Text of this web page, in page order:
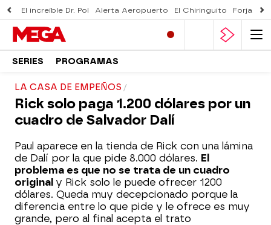
El increíble Dr. Pol Alerta Aeropuerto El Chiringuito Forjado
SERIES PROGRAMAS
LA CASA DE EMPEÑOS
Rick solo paga 1.200 dólares por un
cuadro de Salvador Dalí
Paul aparece en la tienda de Rick con una lámina
de Dalí por la que pide 8.000 dólares. El
problema es que no se trata de un cuadro
original y Rick solo le puede ofrecer 1200
dólares. Queda muy decepcionado porque la
diferencia entre lo que pide y le ofrece es muy
grande, pero al final acepta el trato